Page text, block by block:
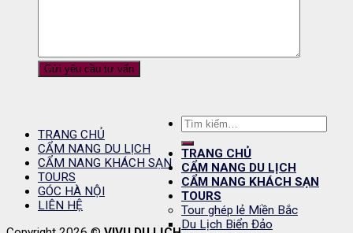
TRANG CHỦ
CẨM NANG DU LỊCH
CẨM NANG KHÁCH SẠN
TOURS
GÓC HÀ NỘI
LIÊN HỆ
Tìm
kiếm:
TRANG CHỦ
CẨM NANG DU LỊCH
CẨM NANG KHÁCH SẠN
TOURS
Tour ghép lẻ Miền Bắc
Du Lịch Biển Đảo